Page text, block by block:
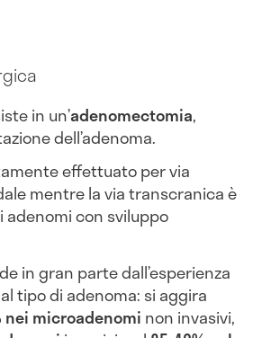
in un’adenomectomia,
dell’adenoma.
effettuato per via
mentre la via transcranica è
adenomi con sviluppo
in gran parte dall’esperienza
tipo di adenoma: si aggira
nei microadenomi non invasivi,